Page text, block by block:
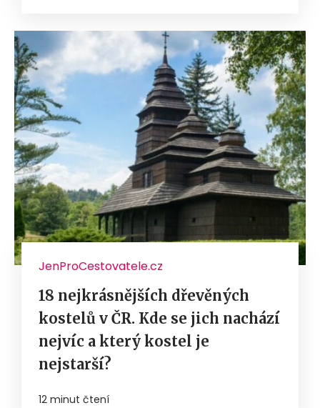
JenProCestovatele.cz
18 nejkrásnějších dřevěných
kostelů v ČR. Kde se jich nachází
nejvíc a který kostel je
nejstarší?
12 minut čtení